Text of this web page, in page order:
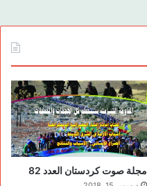
مجلة صوت كردستان العدد 82